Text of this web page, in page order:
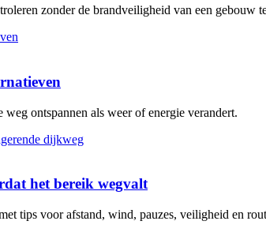
zonder de brandveiligheid van een gebouw
ontspannen als weer of energie verandert.
het bereik wegvalt
tips voor afstand, wind, pauzes, veiligheid en